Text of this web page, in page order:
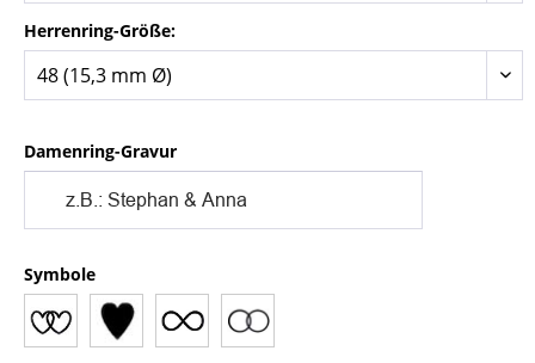
Herrenring-Größe:
Damenring-Gravur
Symbole